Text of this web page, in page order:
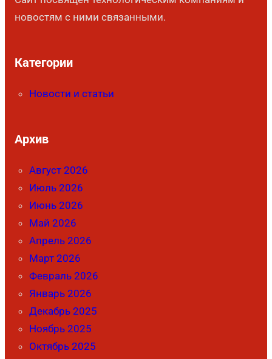
новостям с ними связанными.
Категории
Новости и статьи
Архив
Август 2026
Июль 2026
Июнь 2026
Май 2026
Апрель 2026
Март 2026
Февраль 2026
Январь 2026
Декабрь 2025
Ноябрь 2025
Октябрь 2025